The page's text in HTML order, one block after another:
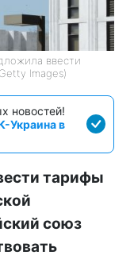
ввести
Images)
новостей!
Украина в
тарифы
союз